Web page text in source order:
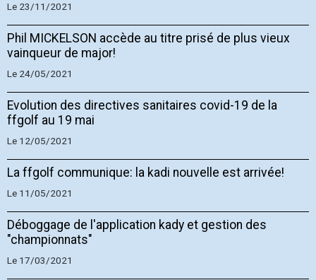
Le 23/11/2021
Phil MICKELSON accède au titre prisé de plus vieux
vainqueur de major!
Le 24/05/2021
Evolution des directives sanitaires covid-19 de la
ffgolf au 19 mai
Le 12/05/2021
La ffgolf communique: la kadi nouvelle est arrivée!
Le 11/05/2021
Déboggage de l'application kady et gestion des
"championnats"
Le 17/03/2021